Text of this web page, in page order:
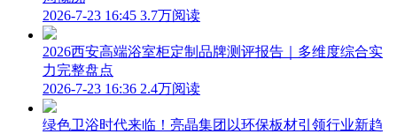
2026-7-23 16:45 3.7万阅读
2026西安高端浴室柜定制品牌测评报告｜多维度综合实
力完整盘点
2026-7-23 16:36 2.4万阅读
绿色卫浴时代来临！亮晶集团以环保板材引领行业新趋